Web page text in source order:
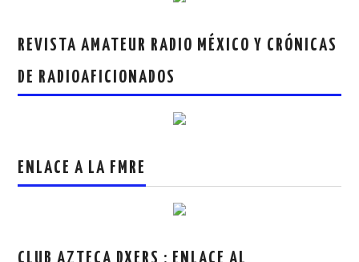
REVISTA AMATEUR RADIO MÉXICO Y CRÓNICAS
DE RADIOAFICIONADOS
ENLACE A LA FMRE